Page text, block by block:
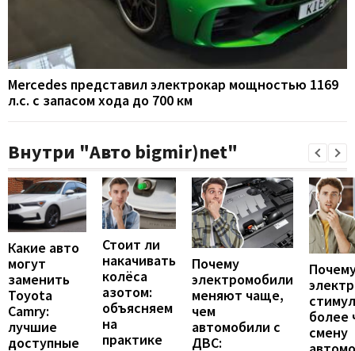
Mercedes представил электрокар мощностью 1169
л.с. с запасом хода до 700 км
Внутри "Авто bigmir)net"
Какие авто
могут
заменить
Toyota
Camry:
лучшие
доступные
Стоит ли
накачивать
колёса
азотом:
объясняем
на
практике
Почему
электромобили
меняют чаще,
чем
автомобили с
ДВС:
более
смену